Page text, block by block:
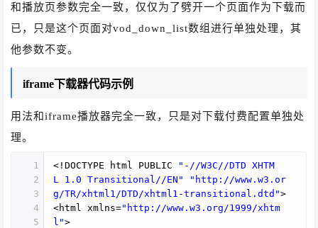
和播放页参数完全一致，仅仅为了劈开一个页面作为下载而
已，只是这个页面对vod_down_list数组进行单独处理，其
他参数不变。
iframe下载器代码示例
用法和iframe播放器完全一致，只是对下载付费配置单独处
理。
1
2
3
4
5
<!DOCTYPE html PUBLIC
"-//W3C//DTD XHTM
L 1.0 Transitional//EN"
"http://www.w3.or
g/TR/xhtml1/DTD/xhtml1-transitional.dtd">
<html xmlns="http://www.w3.org/1999/xhtm
l">